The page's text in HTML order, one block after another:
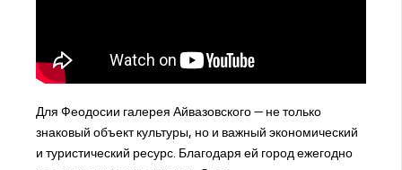
Для Феодосии галерея Айвазовского — не только
знаковый объект культуры, но и важный экономический
и туристический ресурс. Благодаря ей город ежегодно